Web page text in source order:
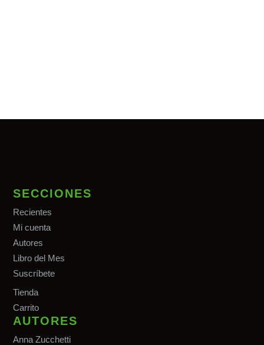
SECCIONES
Recientes
Mi cuenta
Autores
Libro del Mes
Suscríbete
Tienda
Carrito
AUTORES
Anna Zucchetti